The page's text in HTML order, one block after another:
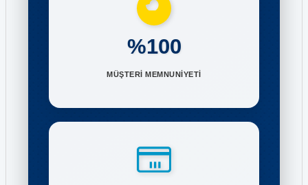
%100
MÜŞTERİ MEMNUNİYETİ